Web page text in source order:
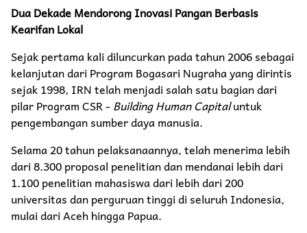
Dua Dekade Mendorong Inovasi Pangan Berbasis
Kearifan Lokal
Sejak pertama kali diluncurkan pada tahun 2006 sebagai
kelanjutan dari Program Bogasari Nugraha yang dirintis
sejak 1998, IRN telah menjadi salah satu bagian dari
pilar Program CSR -Building Human Capitaluntuk
pengembangan sumber daya manusia.
Selama 20 tahun pelaksanaannya, telah menerima lebih
dari 8.300 proposal penelitian dan mendanai lebih dari
1.100 penelitian mahasiswa dari lebih dari 200
universitas dan perguruan tinggi di seluruh Indonesia,
mulai dari Aceh hingga Papua.